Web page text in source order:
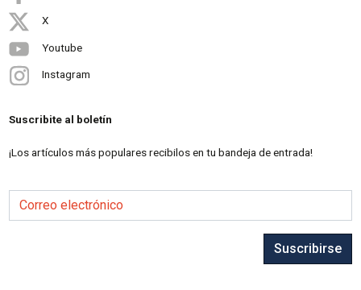
X
Youtube
Instagram
Suscribite al boletín
¡Los artículos más populares recibilos en tu bandeja de entrada!
Correo electrónico
Suscribirse